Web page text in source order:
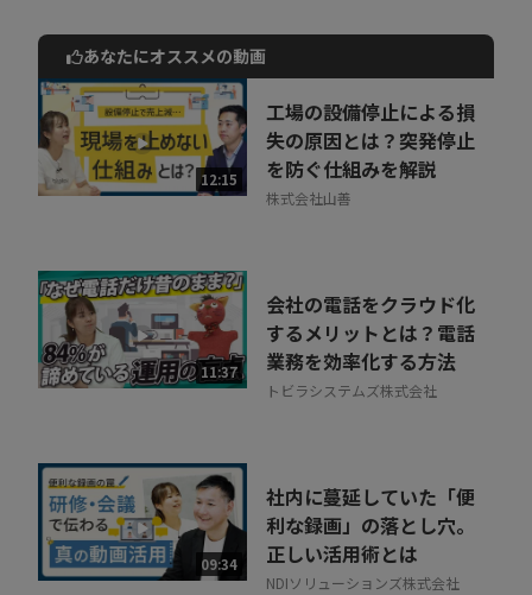
動画でご紹介しているサービスについて
お気軽にご相談・ご質問いただけます！
30秒でお申し込み可能
相談を希望する 無料
あなたにオススメの動画
12:15
工場の設備停止による損
失の原因とは？突発停止
を防ぐ仕組みを解説
株式会社山善
11:37
会社の電話をクラウド化
するメリットとは？電話
業務を効率化する方法
トビラシステムズ株式会社
09:34
社内に蔓延していた「便
利な録画」の落とし穴。
正しい活用術とは
NDIソリューションズ株式会社